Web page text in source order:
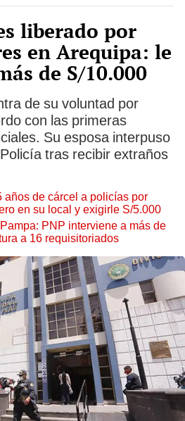
liberado por
en Arequipa: le
de S/10.000
de su voluntad por
con las primeras
Su esposa interpuso
tras recibir extraños
años de cárcel a policías por
en su local y exigirle S/5.000
PNP interviene a más de
a 16 requisitoriados